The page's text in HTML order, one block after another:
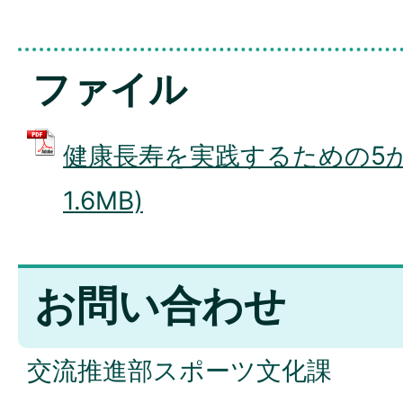
ファイル
健康長寿を実践するための5
1.6MB)
お問い合わせ
交流推進部スポーツ文化課